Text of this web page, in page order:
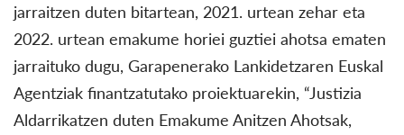
jarraitzen duten bitartean, 2021. urtean zehar eta
2022. urtean emakume horiei guztiei ahotsa ematen
jarraituko dugu, Garapenerako Lankidetzaren Euskal
Agentziak finantzatutako proiektuarekin, “Justizia
Aldarrikatzen duten Emakume Anitzen Ahotsak,